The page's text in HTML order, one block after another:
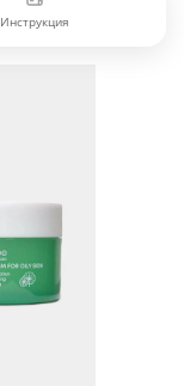
Инструкция